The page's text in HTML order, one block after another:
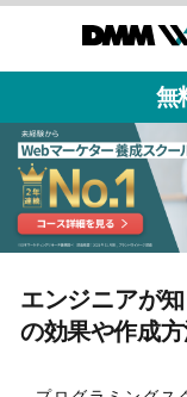
無
エンジニアが
の効果や作成